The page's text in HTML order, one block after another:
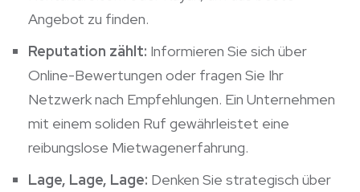
Angebot zu finden.
Reputation zählt: Informieren Sie sich über
Online-Bewertungen oder fragen Sie Ihr
Netzwerk nach Empfehlungen. Ein Unternehmen
mit einem soliden Ruf gewährleistet eine
reibungslose Mietwagenerfahrung.
Lage, Lage, Lage: Denken Sie strategisch über